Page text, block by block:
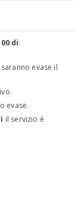
di:
saranno evase il
evase.
il servizio è